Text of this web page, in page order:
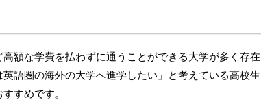
額な学費を払わずに通うことができる大学が多く存在
語圏の海外の大学へ進学したい」と考えている高校生
すめです。